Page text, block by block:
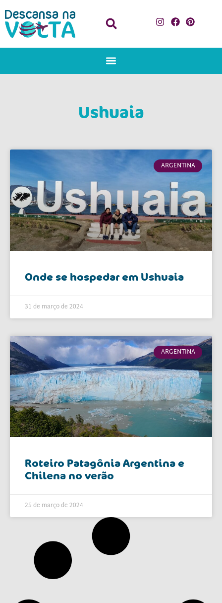
Ushuaia
ARGENTINA
Onde se hospedar em Ushuaia
31 de março de 2024
ARGENTINA
Roteiro Patagônia Argentina e
Chilena no verão
25 de março de 2024